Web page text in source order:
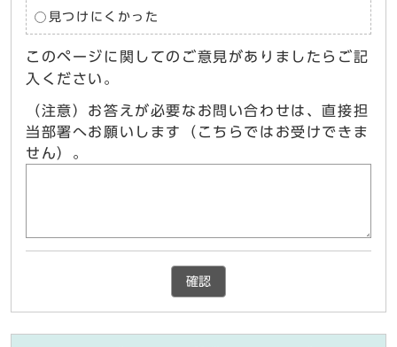
見つけにくかった
このページに関してのご意見がありましたらご記
入ください。
（注意）お答えが必要なお問い合わせは、直接担
当部署へお願いします（こちらではお受けできま
せん）。
確認